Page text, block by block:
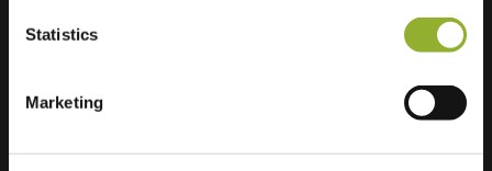
Statistics
Marketing